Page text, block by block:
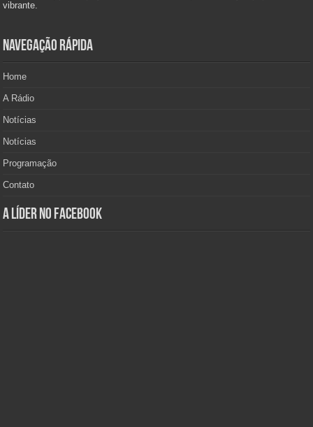
vibrante.
Navegação Rápida
Home
A Rádio
Notícias
Notícias
Programação
Contato
A Líder no Facebook